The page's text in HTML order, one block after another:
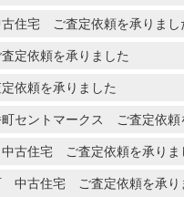
住宅 ご査定依頼を承りまし
定依頼を承りました
依頼を承りました
セントマークス ご査定依頼
古住宅 ご査定依頼を承りま
中古住宅 ご査定依頼を承り